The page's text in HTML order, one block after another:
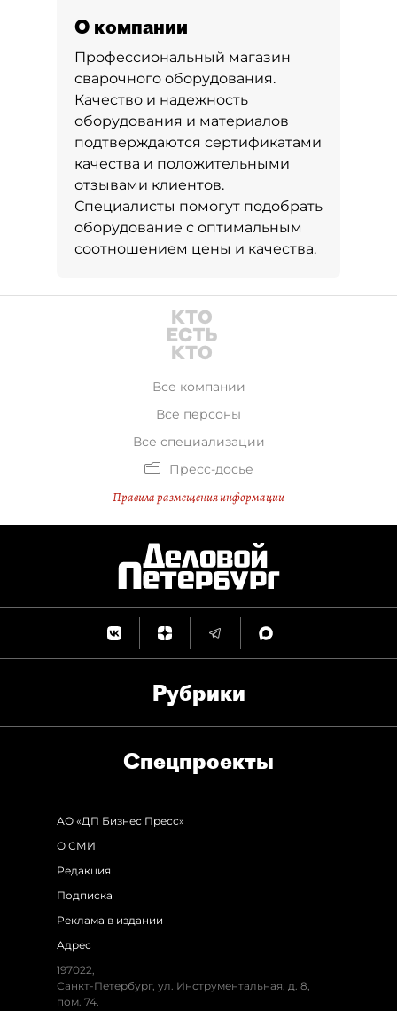
О компании
Профессиональный магазин
сварочного оборудования.
Качество и надежность
оборудования и материалов
подтверждаются сертификатами
качества и положительными
отзывами клиентов.
Специалисты помогут подобрать
оборудование с оптимальным
соотношением цены и качества.
Все компании
Все персоны
Все специализации
Пресс-досье
Правила размещения информации
Рубрики
Спец­проекты
АО «ДП Бизнес Пресс»
О СМИ
Редакция
Подписка
Реклама в издании
Адрес
197022,
Санкт-Петербург, ул. Инструментальная, д. 8,
пом. 74.